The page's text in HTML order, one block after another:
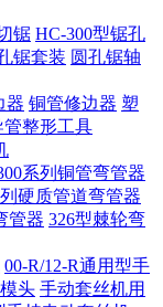
锯 HC-300型锯孔
锯套装 圆孔锯轴
器 铜管修边器 塑
管整形工具
系列铜管弯管器
硬质管道弯管器
管器 326型棘轮弯
00-R/12-R通用型手
头 手动套丝机用